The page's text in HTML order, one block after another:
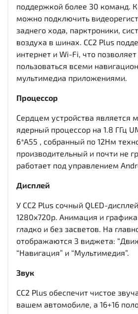
поддержкой более 30 команд.
можно подключить
заднего хода, парктроники,
воздуха в шинах. CC2 Plus
интернет и Wi-Fi, что
пользоваться всеми
мультимедиа приложениями.
Процессор
Сердцем устройства является
ядерный процессор на 1.8 ГГц
6*A55 , собранный по 12Нм
производительный и почти не
работает под управлением
Дисплей
У CC2 Plus сочный QLED-
1280x720р. Анимация и
гладко и без засветов. На
отображаются 3 виджета:
“Навигация” и “Мультимедия”.
Звук
CC2 Plus обеспечит чистое
вашем автомобиле, а 16+16